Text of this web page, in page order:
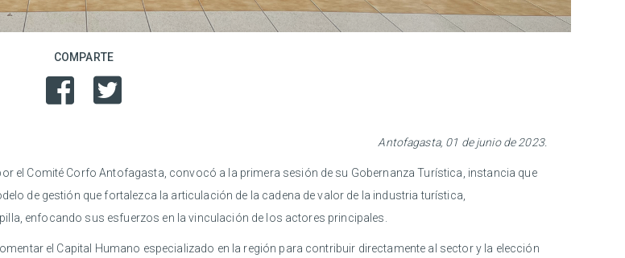
COMPARTE
Antofagasta, 01 de junio de 2023.
el Comité Corfo Antofagasta, convocó a la primera sesión de su Gobernanza Turística, instancia que
de gestión que fortalezca la articulación de la cadena de valor de la industria turística,
enfocando sus esfuerzos en la vinculación de los actores principales.
el Capital Humano especializado en la región para contribuir directamente al sector y la elección